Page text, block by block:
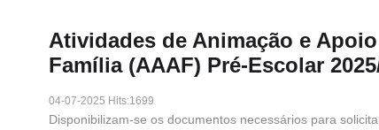
Atividades de Animação e
Família (AAAF) Pré-Escolar
04-07-2025 Hits:1699
Disponibilizam-se os documentos necessários para